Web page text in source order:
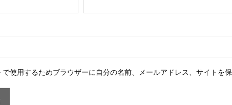
使用するためブラウザーに自分の名前、メールアドレス、サイトを保